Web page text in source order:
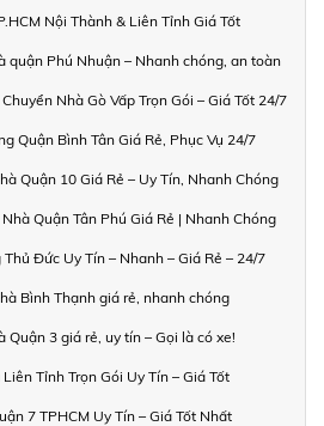
Nội Thành & Liên Tỉnh Giá Tốt
quận Phú Nhuận – Nhanh chóng, an toàn
Nhà Gò Vấp Trọn Gói – Giá Tốt 24/7
Quận Bình Tân Giá Rẻ, Phục Vụ 24/7
Quận 10 Giá Rẻ – Uy Tín, Nhanh Chóng
Quận Tân Phú Giá Rẻ | Nhanh Chóng
Đức Uy Tín – Nhanh – Giá Rẻ – 24/7
Bình Thạnh giá rẻ, nhanh chóng
Quận 3 giá rẻ, uy tín – Gọi là có xe!
Tỉnh Trọn Gói Uy Tín – Giá Tốt
7 TPHCM Uy Tín – Giá Tốt Nhất